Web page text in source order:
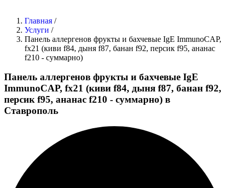
Главная /
Услуги /
Панель аллергенов фрукты и бахчевые IgE ImmunoCAP,
fx21 (киви f84, дыня f87, банан f92, персик f95, ананас
f210 - суммарно)
Панель аллергенов фрукты и бахчевые IgE
ImmunoCAP, fx21 (киви f84, дыня f87, банан f92,
персик f95, ананас f210 - суммарно) в
Ставрополь